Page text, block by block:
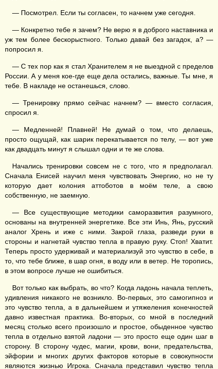
— Посмотрел. Если ты согласен, то начнем уже сегодня.
— Конкретно тебе я зачем? Не верю я в доброго наставника и
уж тем более бескорыстного. Только давай без загадок, а? —
попросил я.
— С тех пор как я стал Хранителем я не выездной с пределов
России. А у меня кое-где еще дела остались, важные. Ты мне, я
тебе. В накладе не останешься, слово.
— Тренировку прямо сейчас начнем? — вместо согласия,
спросил я.
— Медленней! Плавней! Не думай о том, что делаешь,
просто ощущай, как шарик перекатывается по телу, — вот уже
как двадцать минут я слышал одни и те же слова.
Начались тренировки совсем не с того, что я предполагал.
Сначала Енисей научил меня чувствовать Энергию, но не ту
которую дает колония аттоботов в моём теле, а свою
собственную, не заемную.
— Все существующие методики саморазвития разумного,
основаны на внутренней энергетике. Все эти Инь, Янь, русский
аналог Хрень и иже с ними. Закрой глаза, разведи руки в
стороны и нагнетай чувство тепла в правую руку. Стоп! Хватит.
Теперь просто удерживай и материализуй это чувство в себе, в
то, что тебе ближе, в шар огня, в воду или в ветер. Не торопись,
в этом вопросе лучше не ошибиться.
Вот только как выбрать, во что? Когда ладонь начала теплеть,
удивления никакого не возникло. Во-первых, это самогипноз и
это чувство тепла, а в дальнейшем и утяжеления конечностей
давно известная практика. Во-вторых, со мной в последний
месяц столько всего произошло и простое, обыденное чувство
тепла в отдельно взятой ладони — это просто еще один шаг в
сторону. В сторону чудес, магии, крови, вони, предательства,
эйфории и многих других факторов которые в совокупности
являются жизнью Игрока. Сначала представил чувство тепла